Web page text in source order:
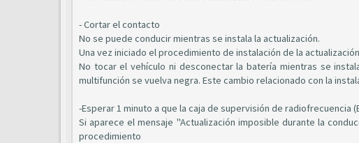
- Cortar el contacto
No se puede conducir mientras se instala la actualización.
Una vez iniciado el procedimiento de instalación de la
No tocar el vehículo ni desconectar la batería mientras se
multifunción se vuelva negra. Este cambio relacionado con la
-Esperar 1 minuto a que la caja de supervisión de radiofrecuencia
Si aparece el mensaje "Actualización imposible durante la
procedimiento